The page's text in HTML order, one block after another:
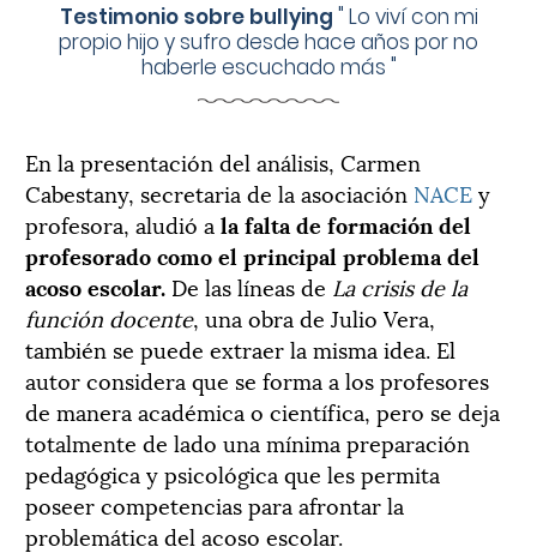
Testimonio sobre bullying " Lo viví con mi
propio hijo y sufro desde hace años por no
haberle escuchado más "
En la presentación del análisis, Carmen
Cabestany, secretaria de la asociación NACEy
profesora, aludió a la falta de formación del
profesorado como el principal problema del
acoso escolar. De las líneas de La crisis de la
función docente, una obra de Julio Vera,
también se puede extraer la misma idea. El
autor considera que se forma a los profesores
de manera académica o científica, pero se deja
totalmente de lado una mínima preparación
pedagógica y psicológica que les permita
poseer competencias para afrontar la
problemática del acoso escolar.